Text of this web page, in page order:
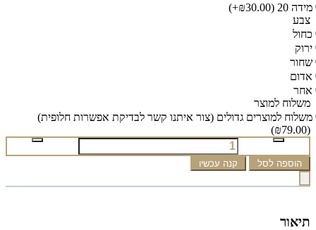
מידה 20
(₪30.00+)
צבע
כחול
ירוק
שחור
אדום
אחר
משלוח למוצר
משלוח למוצרים גדולים (צור איתנו קשר לבדיקת אפשרות חלופית)
(₪79.00)
הוספה לסל קנה עכשיו
תיאור